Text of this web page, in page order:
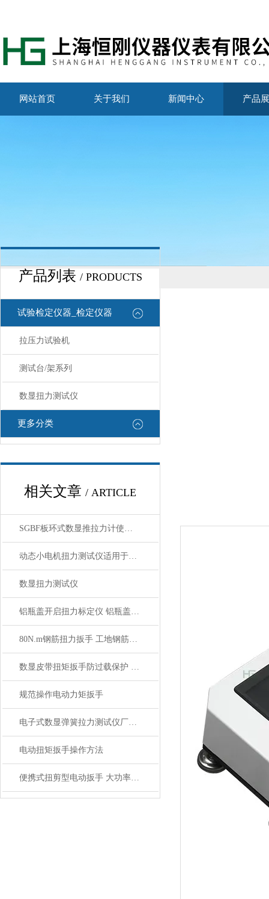
网站首页 关于我们 新闻中心 产品
产品列表 / PRODUCTS
试验检定仪器_检定仪器
拉压力试验机
测试台/架系列
数显扭力测试仪
更多分类
相关文章 / ARTICLE
SGBF板环式数显推拉力计使用前核心注意事项
动态小电机扭力测试仪适用于高转速或负载变化专用
数显扭力测试仪
铝瓶盖开启扭力标定仪 铝瓶盖数显扭力测试仪 电子扭矩测试仪
80N.m钢筋扭力扳手 工地钢筋套筒扭力扳手
数显皮带扭矩扳手防过载保护 皮带扭矩扳手带LCD显示屏
规范操作电动力矩扳手
电子式数显弹簧拉力测试仪厂家_电子数显弹簧拉力测试仪价格
电动扭矩扳手操作方法
便携式扭剪型电动扳手 大功率螺栓扳手桥梁建筑用扳手